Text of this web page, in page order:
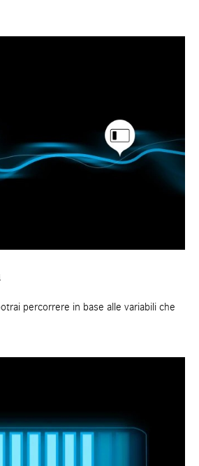
percorrere in base alle variabili che